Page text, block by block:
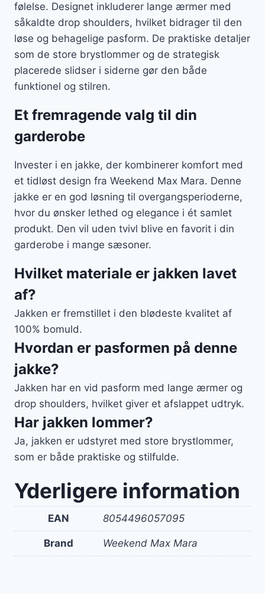
følelse. Designet inkluderer lange ærmer med
såkaldte drop shoulders, hvilket bidrager til den
løse og behagelige pasform. De praktiske detaljer
som de store brystlommer og de strategisk
placerede slidser i siderne gør den både
funktionel og stilren.
Et fremragende valg til din
garderobe
Invester i en jakke, der kombinerer komfort med
et tidløst design fra Weekend Max Mara. Denne
jakke er en god løsning til overgangsperioderne,
hvor du ønsker lethed og elegance i ét samlet
produkt. Den vil uden tvivl blive en favorit i din
garderobe i mange sæsoner.
Hvilket materiale er jakken lavet
af?
Jakken er fremstillet i den blødeste kvalitet af
100% bomuld.
Hvordan er pasformen på denne
jakke?
Jakken har en vid pasform med lange ærmer og
drop shoulders, hvilket giver et afslappet udtryk.
Har jakken lommer?
Ja, jakken er udstyret med store brystlommer,
som er både praktiske og stilfulde.
Yderligere information
EAN 8054496057095
Brand Weekend Max Mara